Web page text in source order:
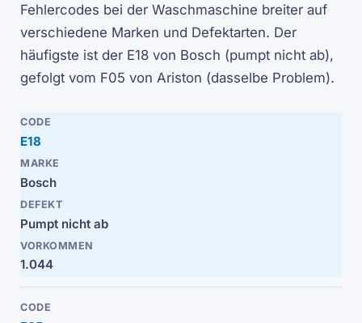
Fehlercodes bei der Waschmaschine breiter auf
verschiedene Marken und Defektarten. Der
häufigste ist der E18 von Bosch (pumpt nicht ab),
gefolgt vom F05 von Ariston (dasselbe Problem).
E18
Bosch
Pumpt nicht ab
1.044